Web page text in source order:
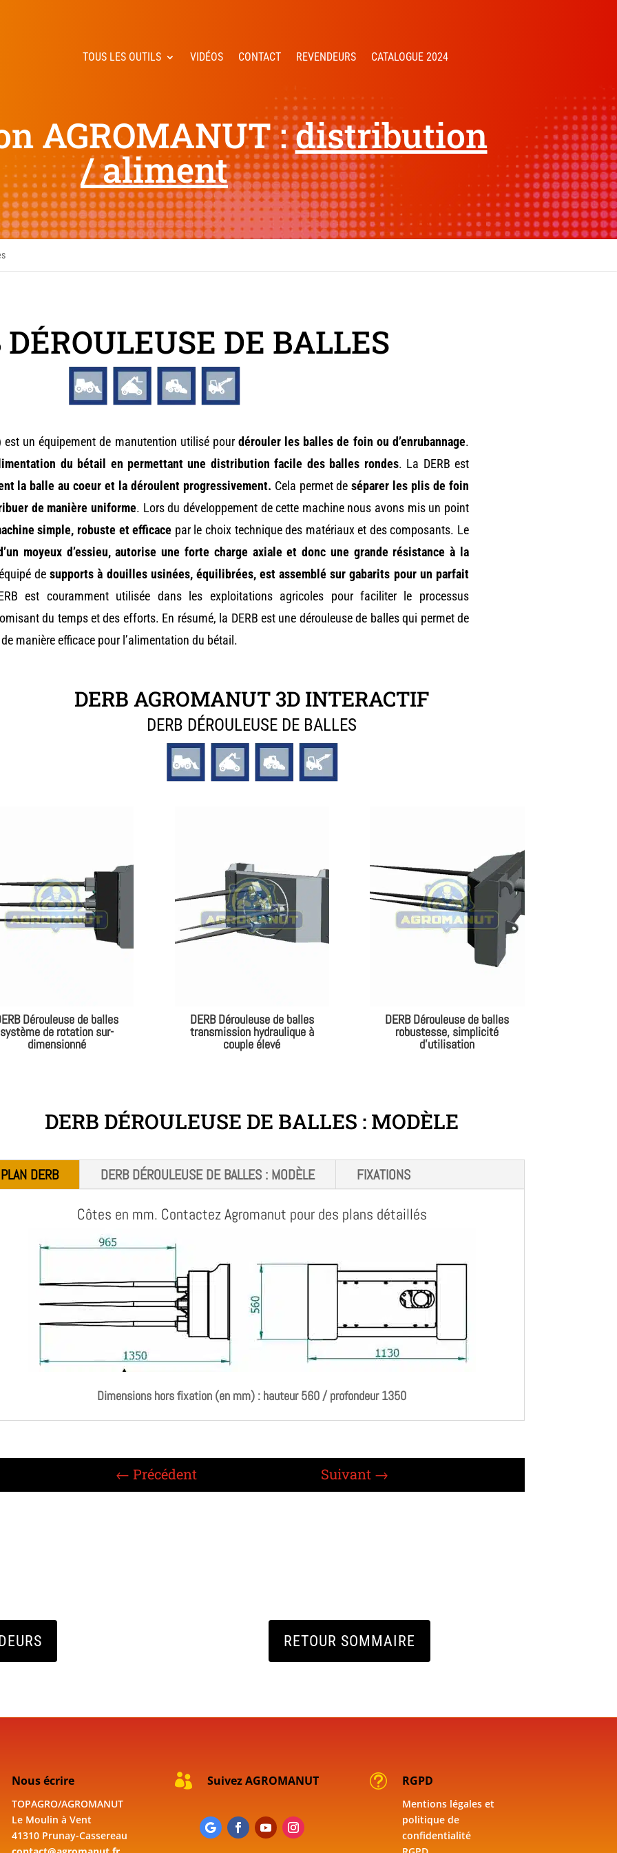
TOUS LES OUTILS VIDÉOS CONTACT REVENDEURS CATALOGUE 2024
AGROMANUT :distribution
/ aliment
DÉROULEUSE DE BALLES
est un équipement de manutention utilisé pourdérouler les balles de foin ou d’enrubannage.
du bétail en permettant une distribution facile des balles rondes. La DERB est
la balle au coeur et la déroulent progressivement. Cela permet de séparer les plis de foin
de manière uniforme. Lors du développement de cette machine nous avons mis un point
simple, robuste et efficace par le choix technique des matériaux et des composants. Le
moyeux d’essieu, autorise une forte charge axiale et donc une grande résistance à la
desupports à douilles usinées, équilibrées, est assemblé sur gabarits pour un parfait
est couramment utilisée dans les exploitations agricoles pour faciliter le processus
du temps et des efforts. En résumé, la DERB est une dérouleuse de balles qui permet de
manière efficace pour l’alimentation du bétail.
DERB AGROMANUT 3D INTERACTIF
DERB DÉROULEUSE DE BALLES
Dérouleuse de balles
système de rotation sur-
dimensionné
DERB Dérouleuse de balles
transmission hydraulique à
couple élevé
DERB Dérouleuse de balles
robustesse, simplicité
d’utilisation
DERB DÉROULEUSE DE BALLES : MODÈLE
PLAN DERB DERB DÉROULEUSE DE BALLES : MODÈLE FIXATIONS
Côtes en mm. Contactez Agromanut pour des plans détaillés
Dimensions hors fixation (en mm) : hauteur 560 / profondeur 1350
← Précédent Suivant→
RETOUR SOMMAIRE
Nous écrire
TOPAGRO/AGROMANUT
Le Moulin à Vent
41310 Prunay-Cassereau
 Suivez AGROMANUT t RGPD
Mentions légales et
politique de
confidentialité